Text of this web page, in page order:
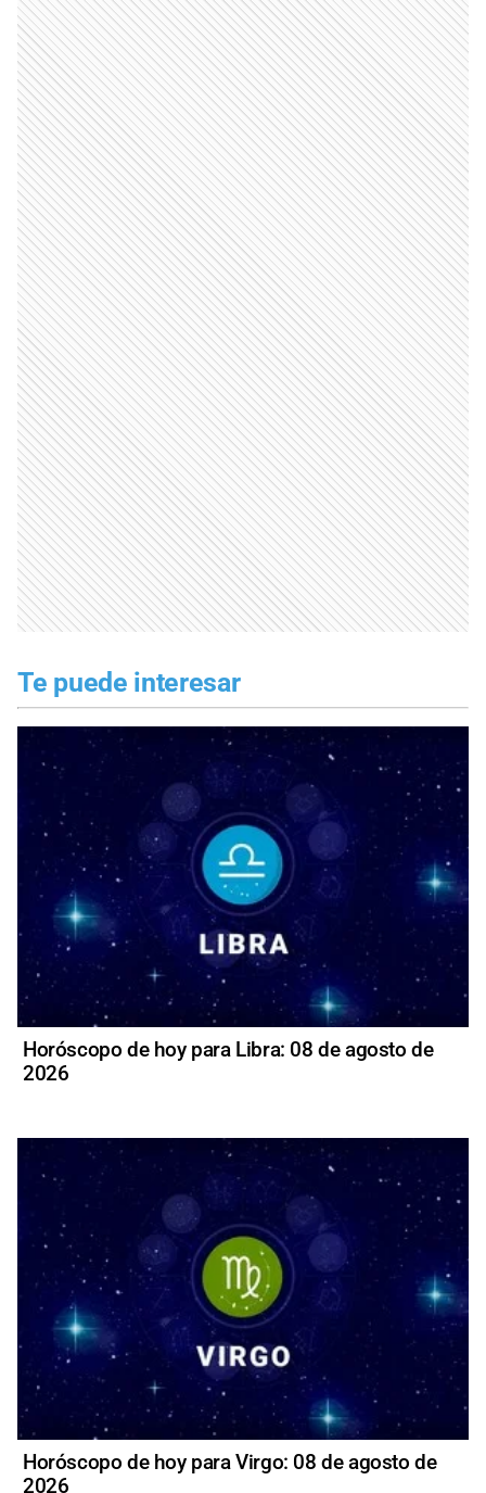
Te puede interesar
Horóscopo de hoy para Libra: 08 de agosto de
2026
Horóscopo de hoy para Virgo: 08 de agosto de
2026